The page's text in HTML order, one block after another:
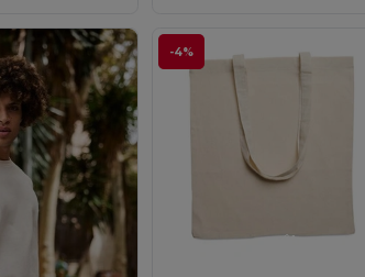
-4%
Anpassa det!